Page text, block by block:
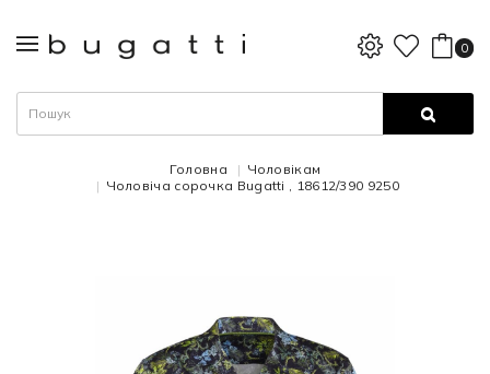
0
Головна
Чоловікам
Чоловіча сорочка Bugatti , 18612/390 9250